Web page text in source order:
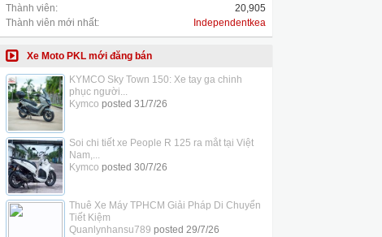
Thành viên:
20,905
Thành viên mới nhất:
Independentkea
Xe Moto PKL mới đăng bán
KYMCO Sky Town 150: Xe tay ga chinh
phục người...
Kymco posted 31/7/26
Soi chi tiết xe People R 125 ra mắt tại Việt
Nam,...
Kymco posted 30/7/26
Thuê Xe Máy TPHCM Giải Pháp Di Chuyển
Tiết Kiệm
Quanlynhansu789 posted 29/7/26